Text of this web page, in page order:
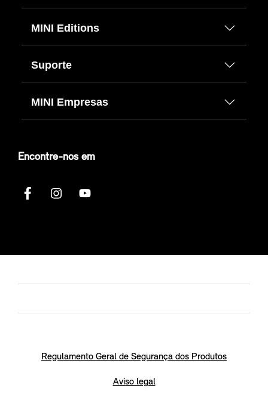
MINI Editions
Suporte
MINI Empresas
Encontre-nos em
Regulamento Geral de Segurança dos Produtos
Aviso legal